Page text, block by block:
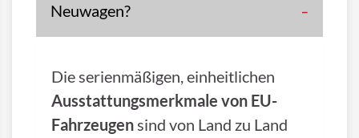
Neuwagen?
Die serienmäßigen, einheitlichen
Ausstattungsmerkmale von EU-
Fahrzeugensind von Land zu Land